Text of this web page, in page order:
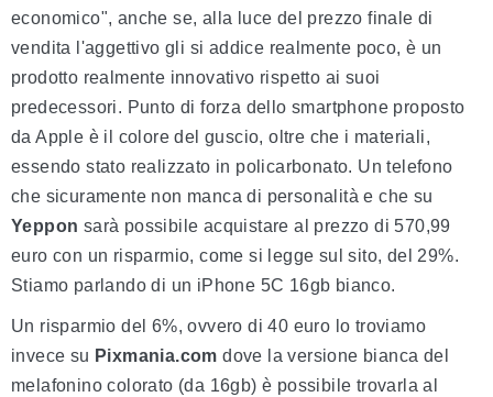
economico", anche se, alla luce del prezzo finale di
vendita l'aggettivo gli si addice realmente poco, è un
prodotto realmente innovativo rispetto ai suoi
predecessori. Punto di forza dello smartphone proposto
da Apple è il colore del guscio, oltre che i materiali,
essendo stato realizzato in policarbonato. Un telefono
che sicuramente non manca di personalità e che su
Yeppon sarà possibile acquistare al prezzo di 570,99
euro con un risparmio, come si legge sul sito, del 29%.
Stiamo parlando di un iPhone 5C 16gb bianco.
Un risparmio del 6%, ovvero di 40 euro lo troviamo
invece su Pixmania.com dove la versione bianca del
melafonino colorato (da 16gb) è possibile trovarla al